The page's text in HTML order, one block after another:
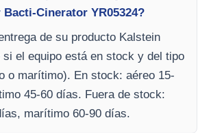
Cinerator YR05324?
de su producto Kalstein
si el equipo está en stock y del tipo
o marítimo). En stock: aéreo 15-
45-60 días. Fuera de stock:
marítimo 60-90 días.